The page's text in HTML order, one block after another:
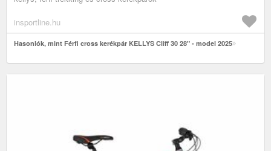
insportline.hu
Hasonlók, mint Férfi cross kerékpár KELLYS Cliff 30 28" - model 2025